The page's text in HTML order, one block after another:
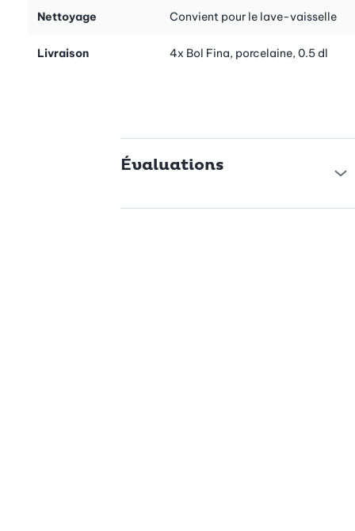
Nettoyage Convient pour le lave-vaisselle
Livraison 4x Bol Fina, porcelaine, 0.5 dl
Évaluations